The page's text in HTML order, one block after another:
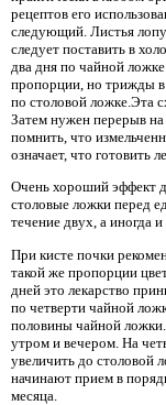
рецептов его
следующий. Листья
следует поставить в
два дня по чайной
пропорции, но трижды в
по столовой ложке.Эта
Затем нужен перерыв
помнить, что
означает, что готовить
Очень хороший эффект
столовые ложки перед
течение двух, а иногда
При кисте почки
такой же пропорции
дней это лекарство
по четверти чайной
половины чайной
утром и вечером. На
увеличить до столовой
начинают прием в
месяца.